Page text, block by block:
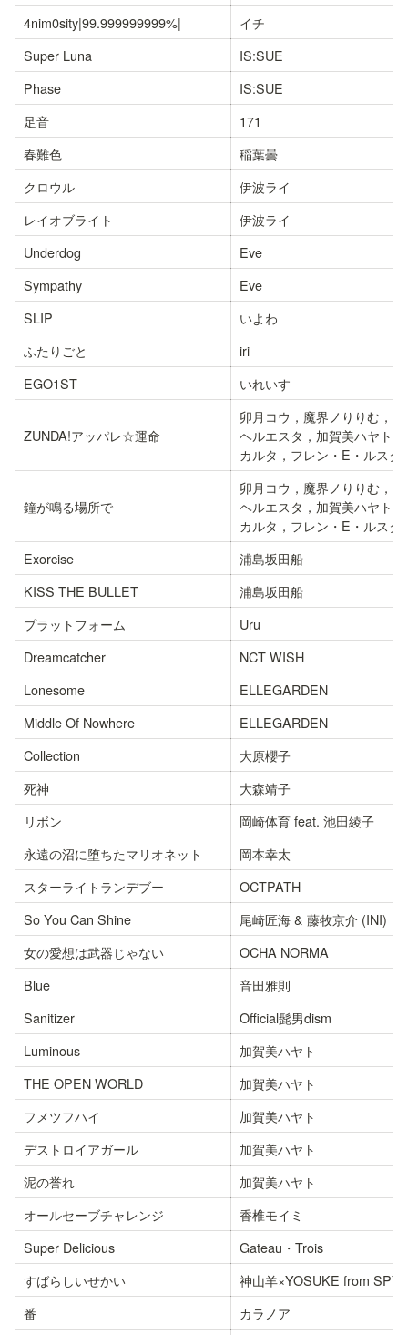
4nim0sity|99.999999999%|
イチ
Super Luna
IS:SUE
Phase
IS:SUE
足音
171
春難色
稲葉曇
クロウル
伊波ライ
レイオブライト
伊波ライ
Underdog
Eve
Sympathy
Eve
SLIP
いよわ
ふたりごと
iri
EGO1ST
いれいす
ZUNDA!アッパレ☆運命
卯月コウ，魔界ノりりむ，
ヘルエスタ，加賀美ハヤト
カルタ，フレン・E・ルスタ
鐘が鳴る場所で
卯月コウ，魔界ノりりむ，
ヘルエスタ，加賀美ハヤト
カルタ，フレン・E・ルスタ
Exorcise
浦島坂田船
KISS THE BULLET
浦島坂田船
プラットフォーム
Uru
Dreamcatcher
NCT WISH
Lonesome
ELLEGARDEN
Middle Of Nowhere
ELLEGARDEN
Collection
大原櫻子
死神
大森靖子
リボン
岡崎体育 feat. 池田綾子
永遠の沼に堕ちたマリオネット
岡本幸太
スターライトランデブー
OCTPATH
So You Can Shine
尾崎匠海 & 藤牧京介 (INI)
女の愛想は武器じゃない
OCHA NORMA
Blue
音田雅則
Sanitizer
Official髭男dism
Luminous
加賀美ハヤト
THE OPEN WORLD
加賀美ハヤト
フメツフハイ
加賀美ハヤト
デストロイアガール
加賀美ハヤト
泥の誉れ
加賀美ハヤト
オールセーブチャレンジ
香椎モイミ
Super Delicious
Gateau・Trois
すばらしいせかい
神山羊×YOSUKE from
番
カラノア